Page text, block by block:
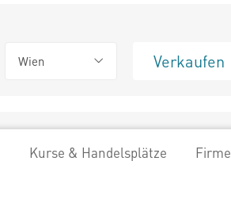
Wien Verkaufen
Kurse & Handelsplätze